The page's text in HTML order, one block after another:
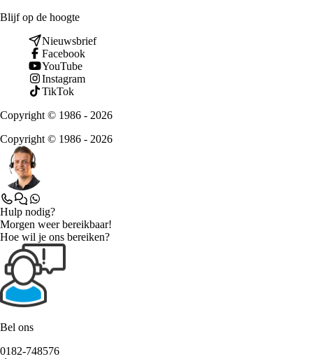
Blijf op de hoogte
Nieuwsbrief
Facebook
YouTube
Instagram
TikTok
Copyright © 1986 - 2026
Copyright © 1986 - 2026
Hulp nodig?
Morgen weer bereikbaar!
Hoe wil je ons bereiken?
Bel ons
0182-748576